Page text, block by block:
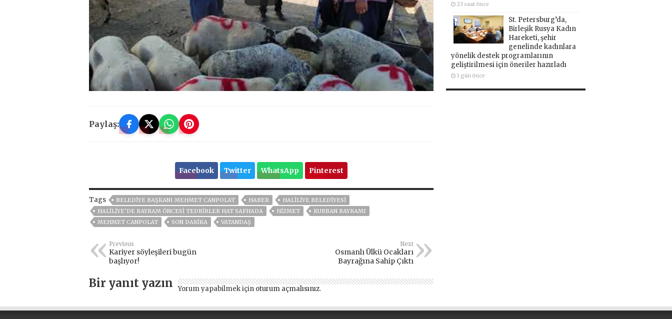
Paylaş:
Facebook Twitter WhatsApp Pinterest
Tags BELEDIYE BAŞKANI MEHMET CANPOLAT HABER
HALİLİYE BELEDİYESİ
HALİLİYE’DE BAYRAM ÖNCESİ TEDBİRLER HAT SAFHADA
HİZMET
KURBAN BAYRAMI
MEHMET CANPOLAT
SON DAKIKA VATANDAŞ
Previous
Kariyer söyleşileri bugün
başlıyor!
Next
Osmanlı Ülkü Ocakları
Bayrağına Sahip Çıktı
Bir yanıt yazın Yorum yapabilmek için oturum açmalısınız.
23 saat önce
St. Petersburg’da,
Birleşik Rusya Kadın
Hareketi, şehir
genelinde kadınlara
yönelik destek programlarının
geliştirilmesi için öneriler hazırladı
1 gün önce